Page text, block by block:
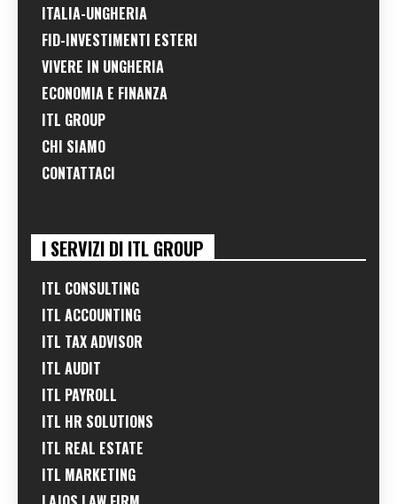
ITALIA-UNGHERIA
FID-INVESTIMENTI ESTERI
VIVERE IN UNGHERIA
ECONOMIA E FINANZA
ITL GROUP
CHI SIAMO
CONTATTACI
I SERVIZI DI ITL GROUP
ITL CONSULTING
ITL ACCOUNTING
ITL TAX ADVISOR
ITL AUDIT
ITL PAYROLL
ITL HR SOLUTIONS
ITL REAL ESTATE
ITL MARKETING